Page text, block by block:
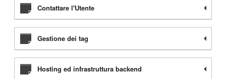
Contattare l'Utente
Gestione dei tag
Hosting ed infrastruttura backend